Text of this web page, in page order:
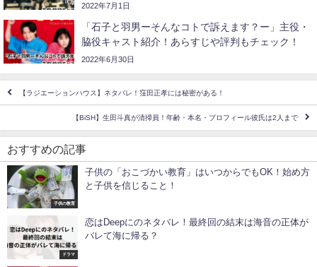
2022年7月1日
「石子と羽男ーそんなコトで訴えます？ー」主役・
脇役キャスト紹介！あらすじや評判もチェック！
2022年6月30日
【ラジエーションハウス】ネタバレ！窪田正孝には秘密がある！
【BiSH】生田斗真が清掃員！年齢・本名・プロフィール彼氏は2人まで
おすすめの記事
子供の教育
子供の「おこづかい教育」はいつからでもOK！始め方
と子供を信じること！
ドラマ
恋はDeepにのネタバレ！最終回の結末は海音の正体が
バレて海に帰る？